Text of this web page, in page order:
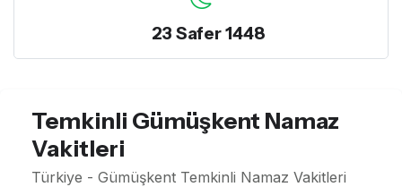
23 Safer 1448
Temkinli Gümüşkent Namaz
Vakitleri
Türkiye - Gümüşkent Temkinli Namaz Vakitleri